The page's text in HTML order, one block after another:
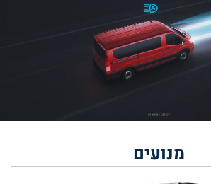
מנועים